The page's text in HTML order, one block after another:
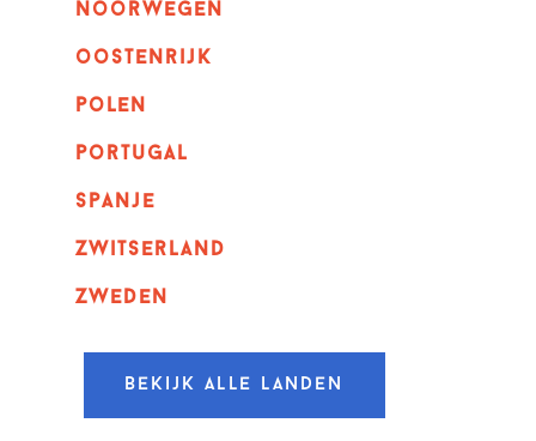
noorwegen
oostenrijk
polen
portugal
spanje
zwitserland
zweden
Bekijk alle landen